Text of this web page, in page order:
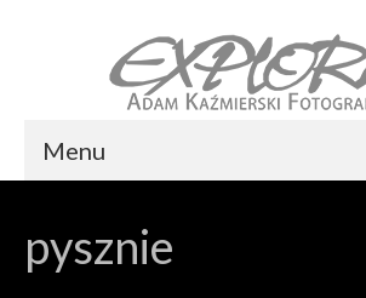
Menu
Reportaż ślubny
pysznie